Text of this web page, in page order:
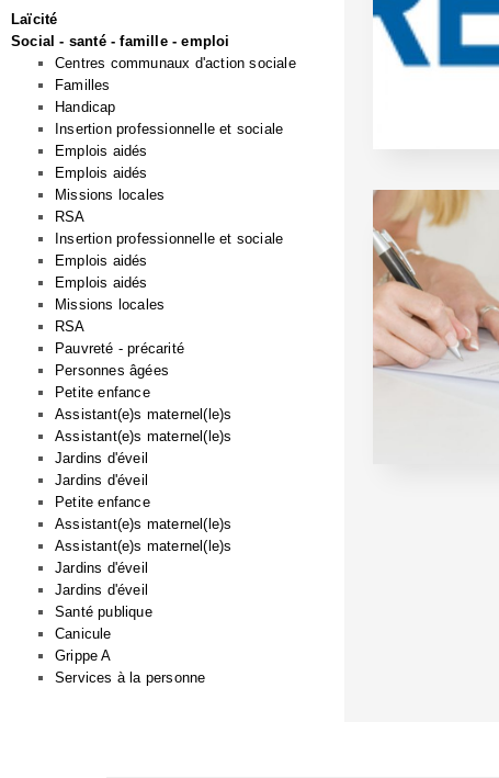
Laïcité
Social - santé - famille - emploi
Centres communaux d'action sociale
Familles
Handicap
Insertion professionnelle et sociale
Emplois aidés
Emplois aidés
Missions locales
RSA
Insertion professionnelle et sociale
Emplois aidés
Emplois aidés
Missions locales
RSA
Pauvreté - précarité
Personnes âgées
Petite enfance
Assistant(e)s maternel(le)s
Assistant(e)s maternel(le)s
Jardins d'éveil
Jardins d'éveil
Petite enfance
Assistant(e)s maternel(le)s
Assistant(e)s maternel(le)s
Jardins d'éveil
Jardins d'éveil
Santé publique
Canicule
Grippe A
Services à la personne